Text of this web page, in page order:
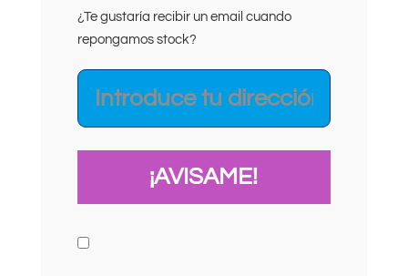
¿Te gustaría recibir un email cuando
repongamos stock?